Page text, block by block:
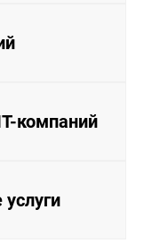
компаний